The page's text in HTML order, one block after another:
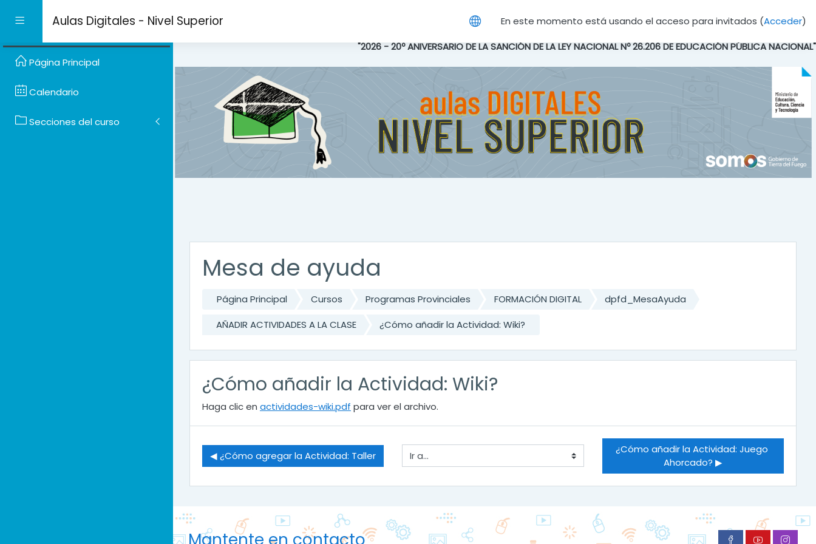
Panel lateralAulas Digitales - Nivel Superior En este momento está usando el acceso para invitados (Acceder)
"2026 - 20º ANIVERSARIO DE LA SANCIÓN DE LA LEY NACIONAL Nº 26.206 DE EDUCACIÓN PÚBLICA NACIONAL"
Mesa de ayuda
Página Principal Cursos Programas Provinciales FORMACIÓN DIGITAL
dpfd_MesaAyuda
AÑADIR ACTIVIDADES A LA CLASE
¿Cómo añadir la Actividad: Wiki?
¿Cómo añadir la Actividad: Wiki?
Haga clic en actividades-wiki.pdf para ver el archivo.
◀︎ ¿Cómo agregar la Actividad: Taller Ir a...
¿Cómo añadir la Actividad: Juego
Ahorcado? ▶︎
Página Principal
Calendario
Secciones del curso
Mantente en contacto